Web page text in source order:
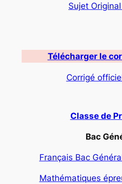
Sujet
Télécharger le
Corrigé
Classe de
Bac
Français Bac
Mathématiques